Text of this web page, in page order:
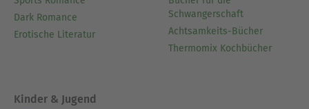
Dark Romance
Erotische Literatur
Schwangerschaft
Achtsamkeits-Bücher
Thermomix Kochbücher
Kinder & Jugend